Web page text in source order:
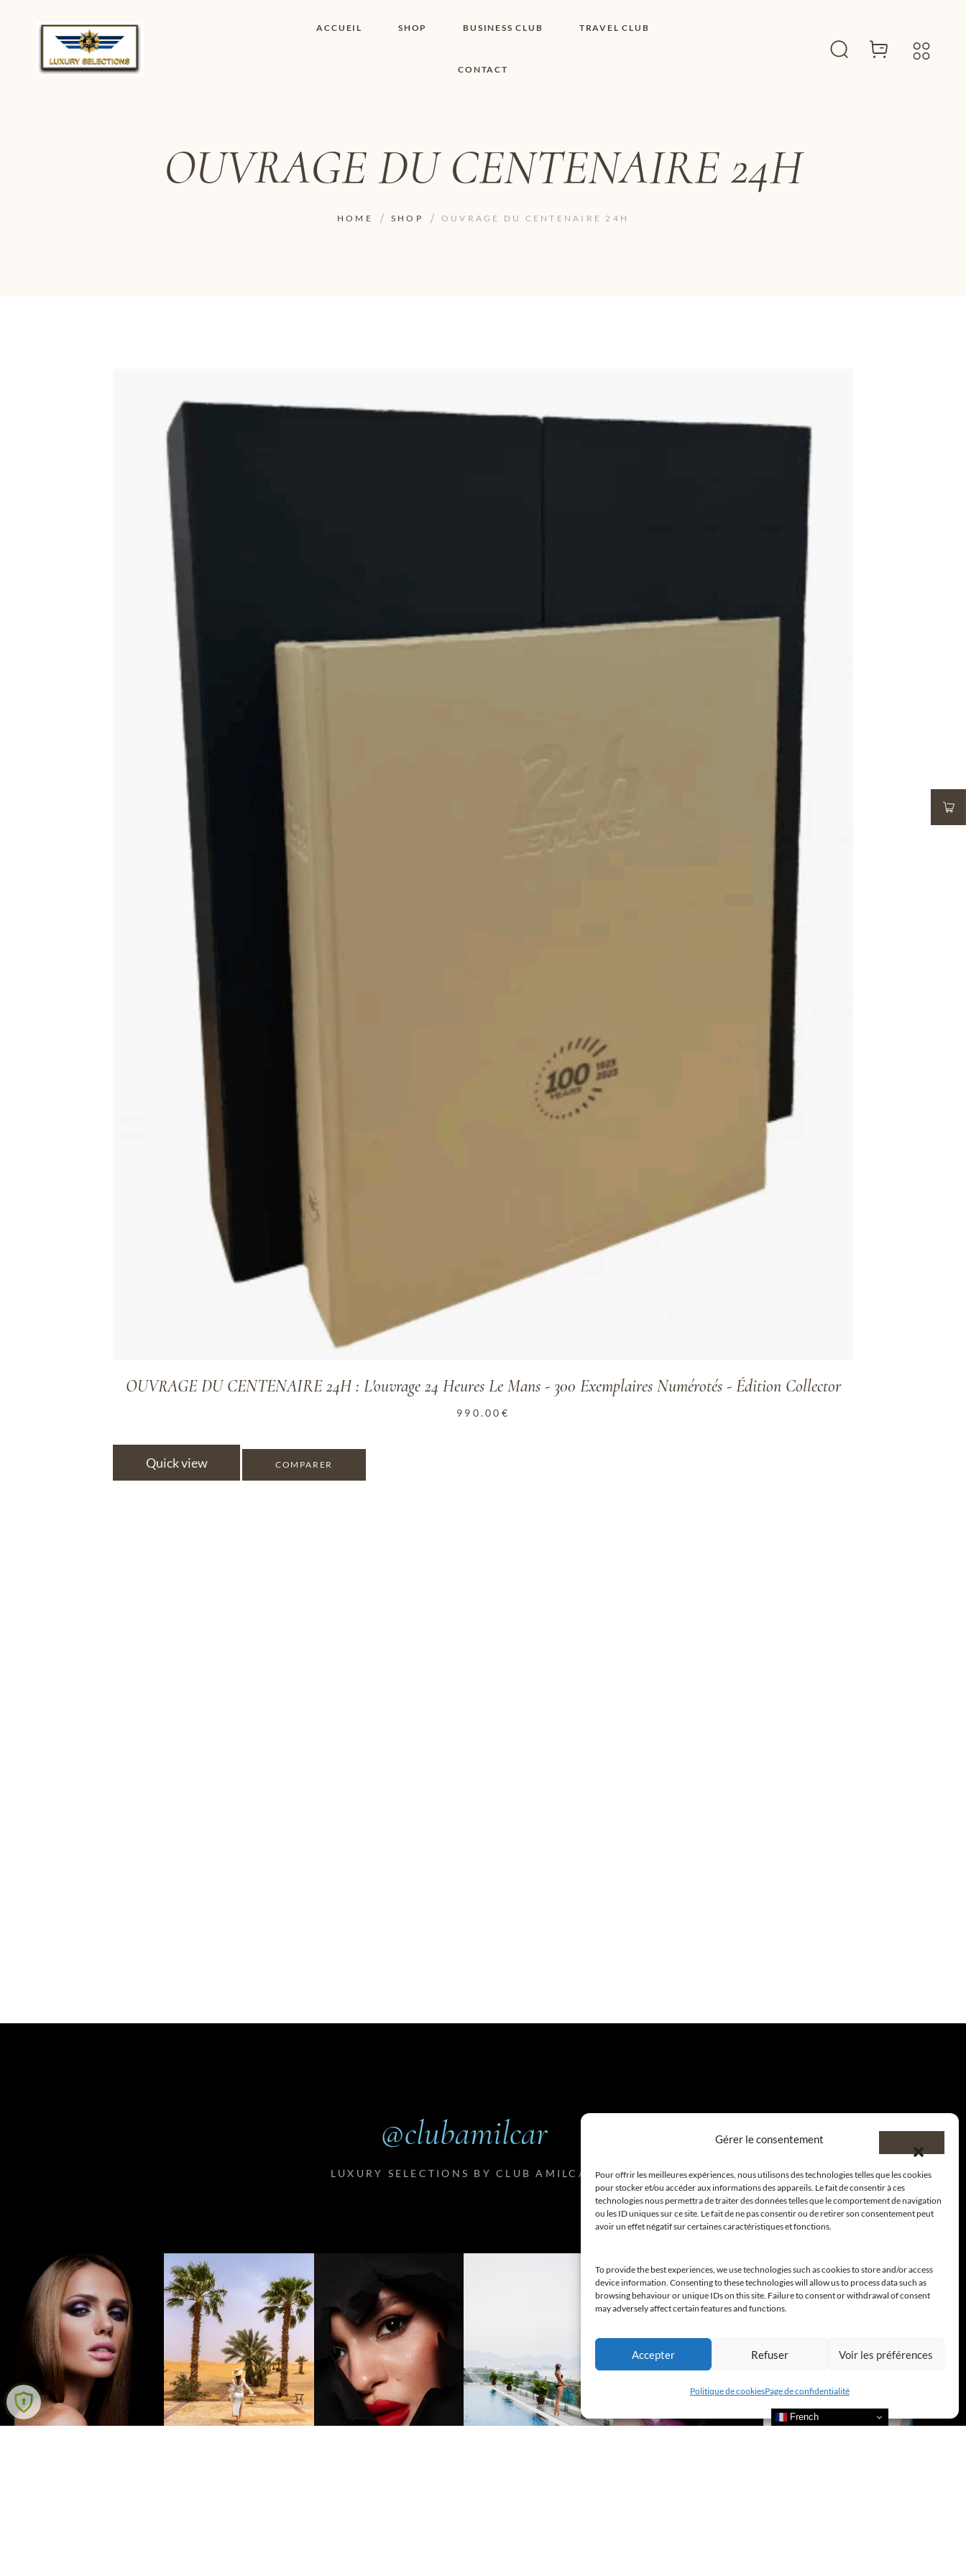
Gérer le consentement
Pour offrir les meilleures expériences, nous utilisons des technologies telles que les cookies
pour stocker et/ou accéder aux informations des appareils. Le fait de consentir à ces
technologies nous permettra de traiter des données telles que le comportement de navigation
ou les ID uniques sur ce site. Le fait de ne pas consentir ou de retirer son consentement peut
avoir un effet négatif sur certaines caractéristiques et fonctions.
To provide the best experiences, we use technologies such as cookies to store and/or access
device information. Consenting to these technologies will allow us to process data such as
browsing behaviour or unique IDs on this site. Failure to consent or withdrawal of consent
may adversely affect certain features and functions.
Accepter Refuser Voir les préférences
Politique de cookiesPage de confidentialité
ACCUEIL SHOP
SHOP I BOUTIQUE
BUSINESS CLUB TRAVEL CLUB
CONTACT
CONDITIONS
GÉNÉRALES
OUVRAGE DU CENTENAIRE 24H
HOME SHOP OUVRAGE DU CENTENAIRE 24H
OUVRAGE DU CENTENAIRE 24H : L'ouvrage 24 Heures Le Mans - 300 Exemplaires Numérotés - Édition Collector
990.00 €
Quick view COMPARER
@clubamilcar
LUXURY SELECTIONS BY CLUB AMILCAR
French